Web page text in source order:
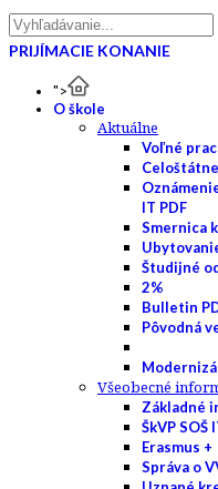
PRIJÍMACIE KONANIE
">
O škole
Aktuálne
Voľné
IT PDF
Smernica
Študijné
2%
Bulletin
Pôvodná
Všeobecné
Základné
ŠkVP SOŠ
Erasmus +
Správa o